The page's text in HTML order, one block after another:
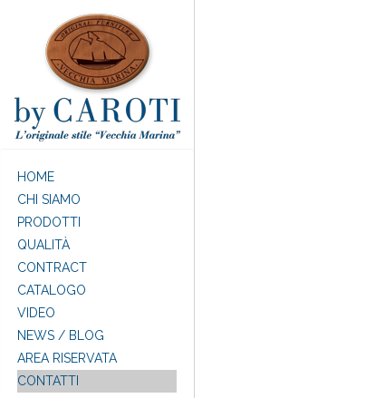
HOME
CHI SIAMO
PRODOTTI
QUALITÀ
CONTRACT
CATALOGO
VIDEO
NEWS / BLOG
AREA RISERVATA
CONTATTI